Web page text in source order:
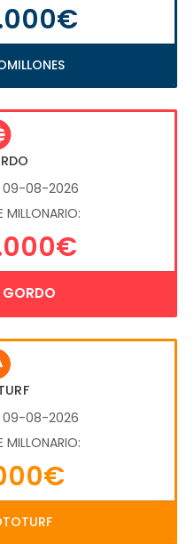
09-08-2026
MILLONARIO:
GORDO
09-08-2026
MILLONARIO: